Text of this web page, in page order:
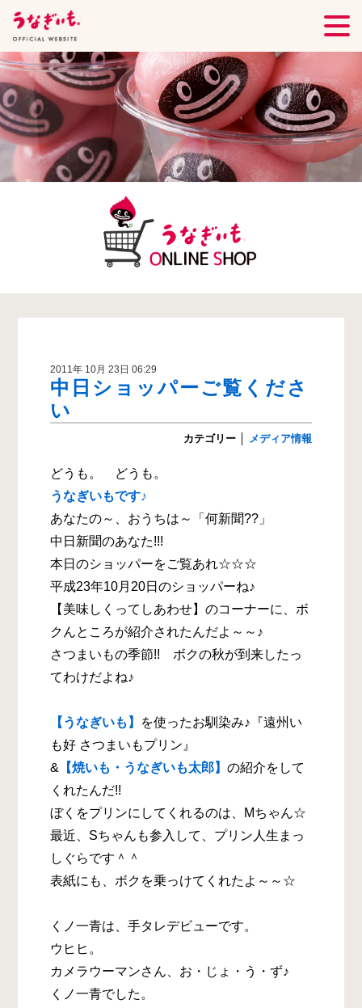
2011年 10月 23日 06:29
中日ショッパーご覧くださ
い
カテゴリー メディア情報
どうも。 どうも。
うなぎいもです♪
あなたの～、おうちは～「何新聞??」
中日新聞のあなた!!!
本日のショッパーをご覧あれ☆☆☆
平成23年10月20日のショッパーね♪
【美味しくってしあわせ】のコーナーに、ボ
クんところが紹介されたんだよ～～♪
さつまいもの季節!! ボクの秋が到来したっ
てわけだよね♪
【うなぎいも】 を使ったお馴染み♪『遠州い
も好 さつまいもプリン』
& 【焼いも・うなぎいも太郎】の紹介をして
くれたんだ!!
ぼくをプリンにしてくれるのは、Mちゃん☆
最近、Sちゃんも参入して、プリン人生まっ
しぐらです＾＾
表紙にも、ボクを乗っけてくれたよ～～☆
くノ一青は、手タレデビューです。
ウヒヒ。
カメラウーマンさん、お・じょ・う・ず♪
くノ一青でした。